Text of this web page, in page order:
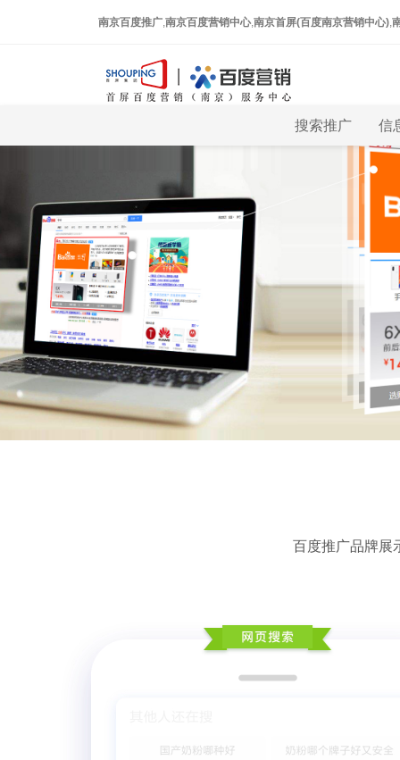
南京百度推广,南京百度营销中心,南京首屏(百度南京营销中心),
搜索推广 信
百度推广品牌展